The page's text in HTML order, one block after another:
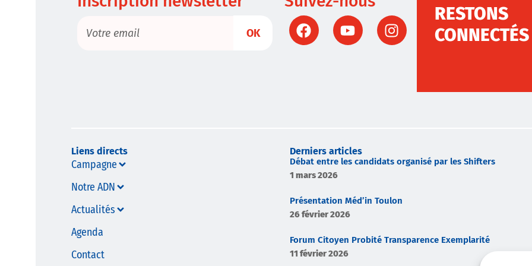
OK
RESTONS
CONNECTÉS
Liens directs
Campagne
Notre ADN
Actualités
Agenda
Contact
Derniers articles
Débat entre les candidats organisé par les Shifters
1 mars 2026
Présentation Méd’in Toulon
26 février 2026
Forum Citoyen Probité Transparence Exemplarité
11 février 2026